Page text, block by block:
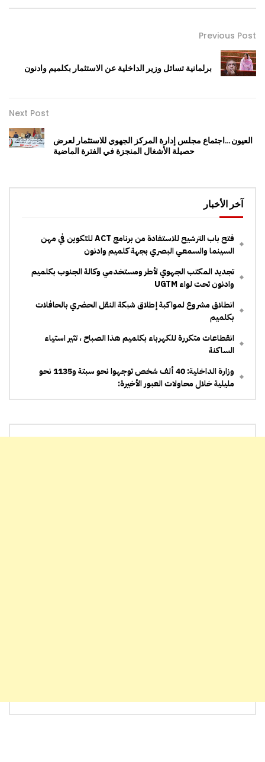
Previous Post
برلمانية تسائل وزير الداخلية عن الاستثمار بكلميم وادنون
Next Post
العيون…اجتماع مجلس إدارة المركز الجهوي للاستثمار لعرض
حصيلة الأشغال المنجزة في الفترة الماضية
آخر الأخبار
فتح باب الترشيح للاستفادة من برنامج ACT للتكوين في مهن
السينما والسمعي البصري بجهة كلميم وادنون
تجديد المكتب الجهوي لأطر ومستخدمي وكالة الجنوب بكلميم
وادنون تحت لواء UGTM
انطلاق مشروع لمواكبة إطلاق شبكة النقل الحضري بالحافلات
بكلميم
انقطاعات متكررة للكهرباء بكلميم هذا الصباح ، تثير استياء
الساكنة
وزارة الداخلية: 40 ألف شخص توجهوا نحو سبتة و1135 نحو
مليلية خلال محاولات العبور الأخيرة: